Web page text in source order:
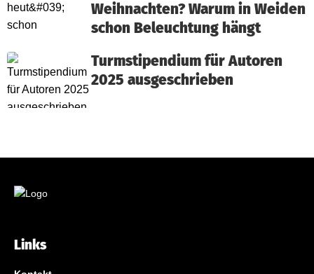
Weihnachten? Warum in Weiden
schon Beleuchtung hängt
Turmstipendium für Autoren
2025 ausgeschrieben
Links